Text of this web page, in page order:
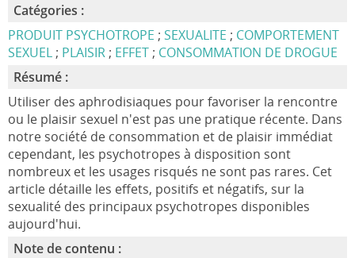
Catégories :
PRODUIT PSYCHOTROPE ; SEXUALITE ; COMPORTEMENT
SEXUEL; PLAISIR; EFFET; CONSOMMATION DE DROGUE
Résumé :
Utiliser des aphrodisiaques pour favoriser la rencontre
ou le plaisir sexuel n'est pas une pratique récente. Dans
notre société de consommation et de plaisir immédiat
cependant, les psychotropes à disposition sont
nombreux et les usages risqués ne sont pas rares. Cet
article détaille les effets, positifs et négatifs, sur la
sexualité des principaux psychotropes disponibles
aujourd'hui.
Note de contenu :